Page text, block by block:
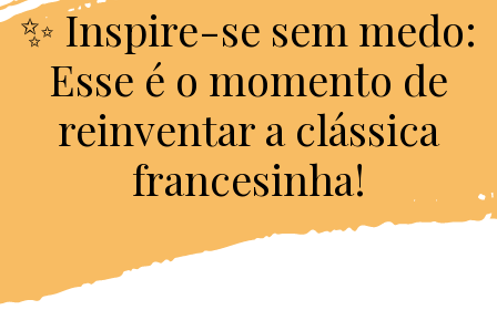
✨ Inspire-se sem medo:
Esse é o momento de
reinventar a clássica
francesinha!